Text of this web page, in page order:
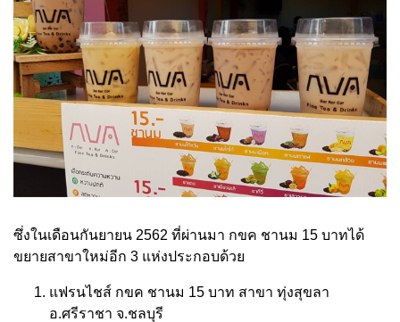
ซึ่งในเดือนกันยายน 2562 ที่ผ่านมา กขค ชานม 15 บาทได้
ขยายสาขาใหม่อีก 3 แห่งประกอบด้วย
แฟรนไชส์ กขค ชานม 15 บาท สาขา ทุ่งสุขลา
อ.ศรีราชา จ.ชลบุรี